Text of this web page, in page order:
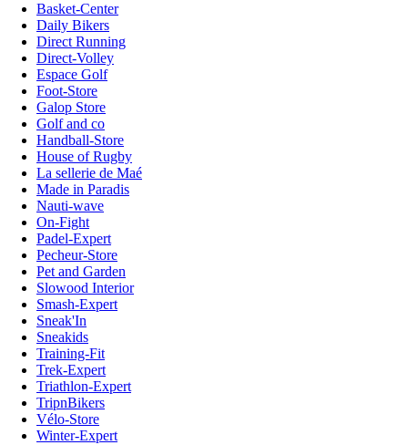
Basket-Center
Daily Bikers
Direct Running
Direct-Volley
Espace Golf
Foot-Store
Galop Store
Golf and co
Handball-Store
House of Rugby
La sellerie de Maé
Made in Paradis
Nauti-wave
On-Fight
Padel-Expert
Pecheur-Store
Pet and Garden
Slowood Interior
Smash-Expert
Sneak'In
Sneakids
Training-Fit
Trek-Expert
Triathlon-Expert
TripnBikers
Vélo-Store
Winter-Expert